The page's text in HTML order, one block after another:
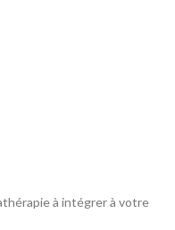
à intégrer à votre